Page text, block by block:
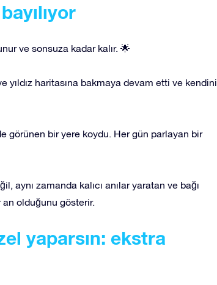
ve sonsuza kadar kalır. 🌟
yıldız haritasına bakmaya devam etti ve kendini
görünen bir yere koydu. Her gün parlayan bir
aynı zamanda kalıcı anılar yaratan ve bağı
olduğunu gösterir.
yaparsın: ekstra